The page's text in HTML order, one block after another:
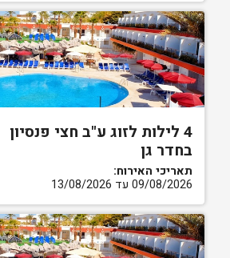
4 לילות לזוג ע"ב חצי פנסיון
בחדר גן
תאריכי האירוח:
09/08/2026 עד 13/08/2026